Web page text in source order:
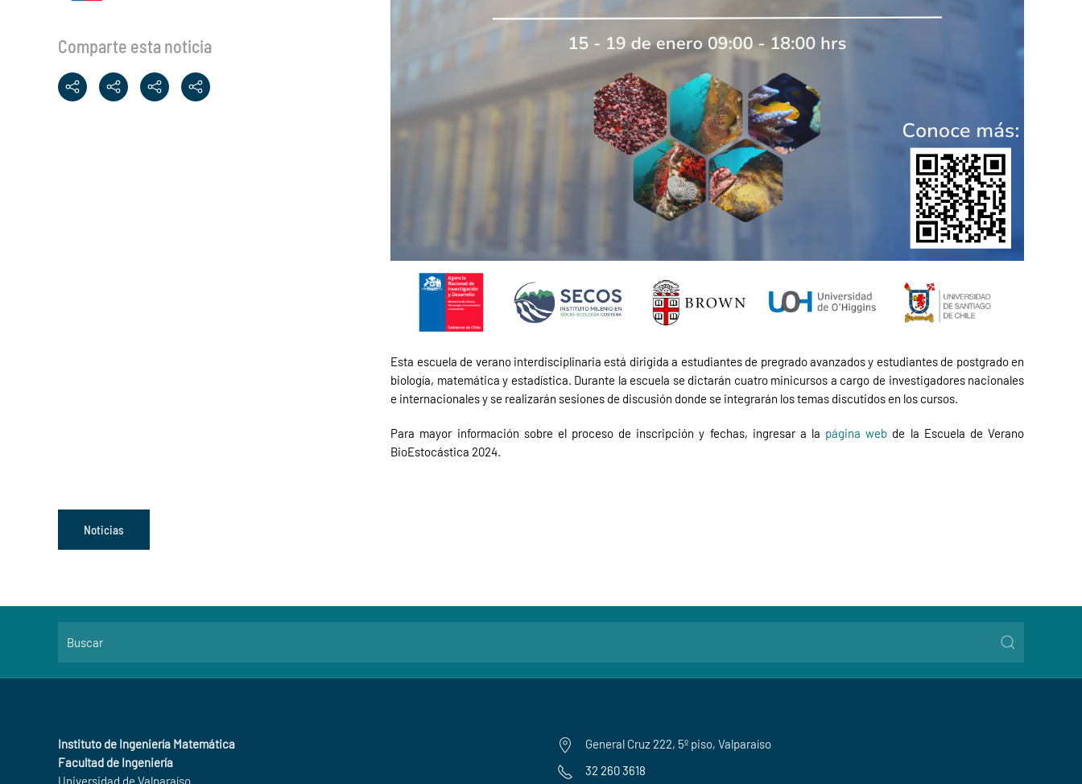
Comparte esta noticia
Esta escuela de verano interdisciplinaria está dirigida a estudiantes de pregrado avanzados y estudiantes de postgrado en
biología, matemática y estadística. Durante la escuela se dictarán cuatro minicursos a cargo de investigadores nacionales
e internacionales y se realizarán sesiones de discusión donde se integrarán los temas discutidos en los cursos.
Para mayor información sobre el proceso de inscripción y fechas, ingresar a la página web de la Escuela de Verano
BioEstocástica 2024.
Noticias
Instituto de Ingeniería Matemática
Facultad de Ingeniería
Universidad de Valparaíso
General Cruz 222, 5º piso, Valparaíso
32 260 3618